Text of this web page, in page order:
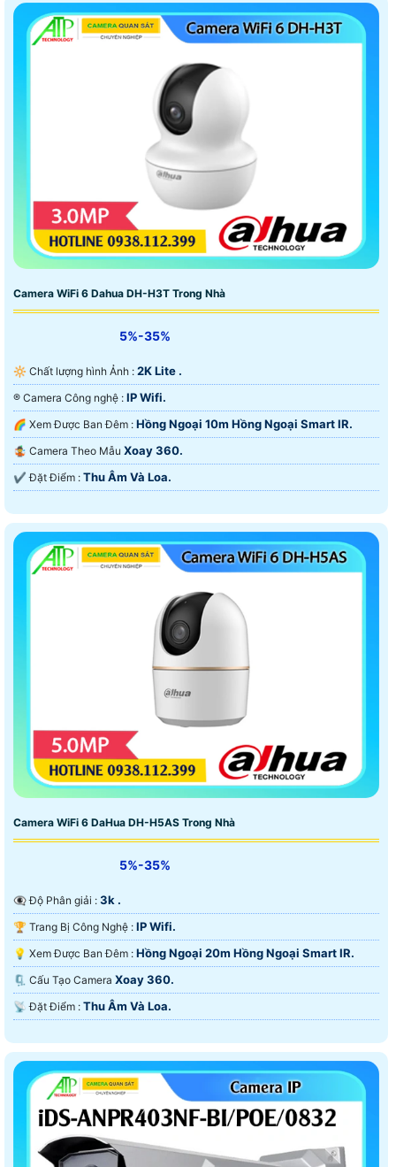
Camera WiFi 6 Dahua DH-H3T Trong Nhà
5%-35%
🔆 Chất lượng hình Ảnh : 2K Lite .
®️ Camera Công nghệ : IP Wifi.
🌈 Xem Được Ban Đêm : Hồng Ngoại 10m Hồng Ngoại Smart IR.
🤹 Camera Theo Mẫu Xoay 360.
️✔️ Đặt Điểm : Thu Âm Và Loa.
Camera WiFi 6 DaHua DH-H5AS Trong Nhà
5%-35%
👁️‍🗨 Độ Phân giải : 3k .
🏆 Trang Bị Công Nghệ : IP Wifi.
💡 Xem Được Ban Đêm : Hồng Ngoại 20m Hồng Ngoại Smart IR.
🗜️ Cấu Tạo Camera Xoay 360.
️📡 Đặt Điểm : Thu Âm Và Loa.